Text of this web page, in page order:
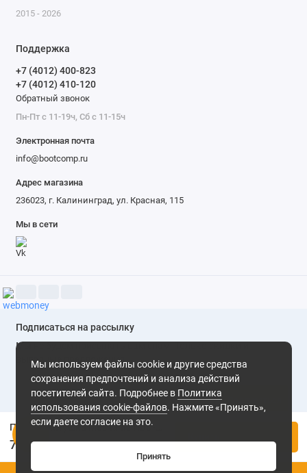
740 ₽
Мы используем файлы cookie и другие средства
сохранения предпочтений и анализа действий
посетителей сайта. Подробнее в Политика
использования cookie-файлов. Нажмите «Принять»,
если даете согласие на это.
Принять
2015 - 2026
Поддержка
+7 (4012) 400-823
+7 (4012) 410-120
Обратный звонок
Пн-Пт с 11-19ч, Сб с 11-15ч
Электронная почта
info@bootcomp.ru
Адрес магазина
236023, г. Калининград, ул. Красная, 115
Мы в сети
Подписаться на рассылку
Мы не будем присылать вам спам. Только скидки и
выгодные предложения
обработку персональных данных.